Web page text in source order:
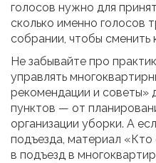
голосов нужно для
сколько именно голосов
собрании, чтобы сменить
Не забывайте про
управлять
рекомендации и советы»
пунктов — от
организации уборки. А
подъезда, материал
в подъезд в